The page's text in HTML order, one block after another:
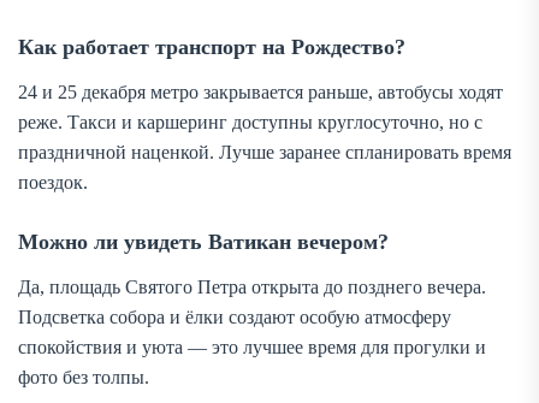
Как работает транспорт на Рождество?
24 и 25 декабря метро закрывается раньше, автобусы ходят
реже. Такси и каршеринг доступны круглосуточно, но с
праздничной наценкой. Лучше заранее спланировать время
поездок.
Можно ли увидеть Ватикан вечером?
Да, площадь Святого Петра открыта до позднего вечера.
Подсветка собора и ёлки создают особую атмосферу
спокойствия и уюта — это лучшее время для прогулки и
фото без толпы.